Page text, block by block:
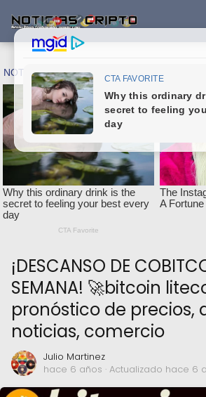
¡DESCANSO DE
SEMANA! 🚀bitcoin
pronóstico de precios,
noticias, comercio
Julio Martinez
hace 6 años · Actualizado hace 6